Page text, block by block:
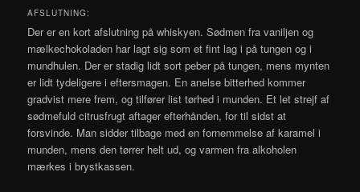
AFSLUTNING:
Der er en kort afslutning på whiskyen. Sødmen fra vaniljen og
mælkechokoladen har lagt sig som et fint lag i på tungen og i
mundhulen. Der er stadig lidt sort peber på tungen, mens mynten
er lidt tydeligere i eftersmagen. En anelse bitterhed kommer
gradvist mere frem, og tilfører list tørhed i munden. Et let strejf af
sødmefuld citrusfrugt aftager efterhånden, for til sidst at
forsvinde. Man sidder tilbage med en fornemmelse af karamel i
munden, mens den tørrer helt ud, og varmen fra alkoholen
mærkes i brystkassen.